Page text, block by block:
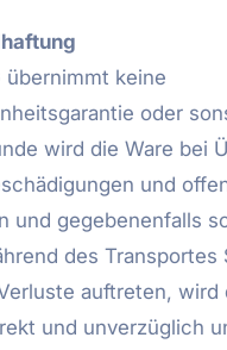
übernimmt keine
oder
wird die Ware bei
und
und gegebenenfalls
des Transportes
auftreten, wird
und unverzüglich